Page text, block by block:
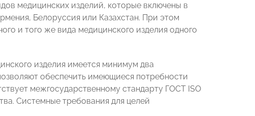
медицинских изделий, которые включены в
Белоруссия или Казахстан. При этом
и того же вида медицинского изделия одного
изделия имеется минимум два
обеспечить имеющиеся потребности
межгосударственному стандарту ГОСТ ISO
Системные требования для целей